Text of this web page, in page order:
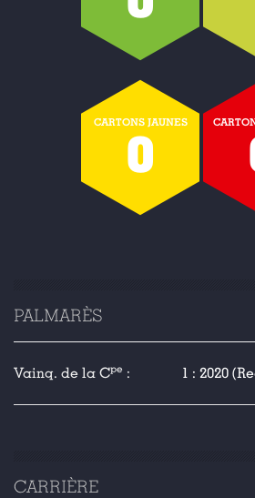
CARTONS JAUNES
0
PALMARÈS
Vainq. de la Cpe : 1 : 2020
CARRIÈRE